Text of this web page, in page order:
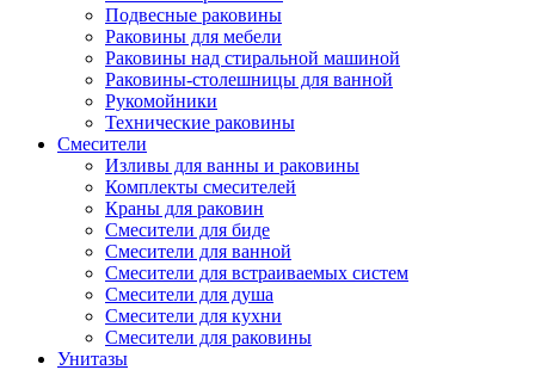
Подвесные раковины
Раковины для мебели
Раковины над стиральной машиной
Раковины-столешницы для ванной
Рукомойники
Технические раковины
Смесители
Изливы для ванны и раковины
Комплекты смесителей
Краны для раковин
Смесители для биде
Смесители для ванной
Смесители для встраиваемых систем
Смесители для душа
Смесители для кухни
Смесители для раковины
Унитазы